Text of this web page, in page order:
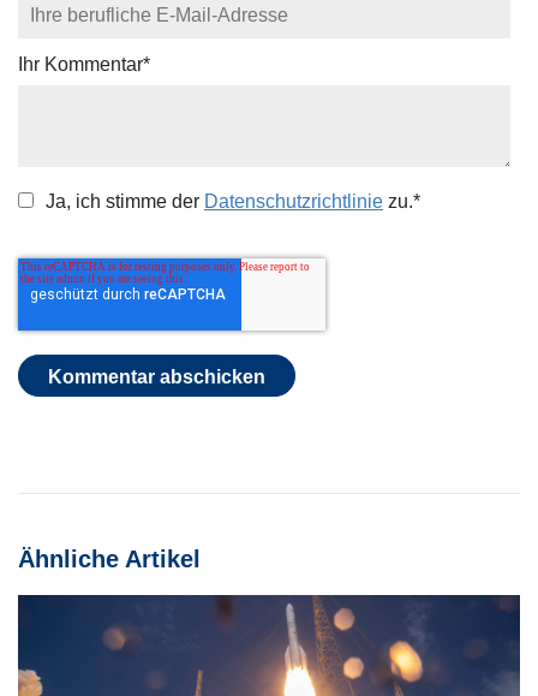
Ihr Kommentar*
Ja, ich stimme der Datenschutzrichtlinie zu.*
Ähnliche Artikel